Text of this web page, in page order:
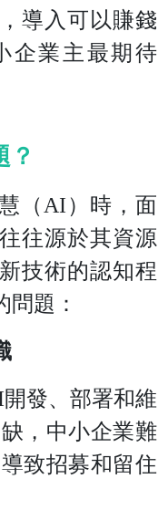
導入可以賺錢
企業主最期待
？
（AI）時，面
往源於其資源
技術的認知程
題：
發、部署和維
，中小企業難
致招募和留住